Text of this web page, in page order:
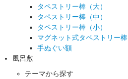
タペストリー棒（大）
タペストリー棒（中）
タペストリー棒（小）
マグネット式タペストリー棒
手ぬぐい額
風呂敷
テーマから探す